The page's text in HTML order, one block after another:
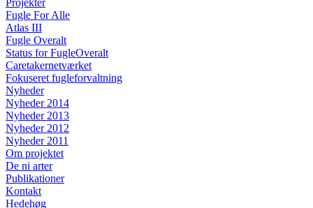
Projekter
Fugle For Alle
Atlas III
Fugle Overalt
Status for FugleOveralt
Caretakernetværket
Fokuseret fugleforvaltning
Nyheder
Nyheder 2014
Nyheder 2013
Nyheder 2012
Nyheder 2011
Om projektet
De ni arter
Publikationer
Kontakt
Hedehøg